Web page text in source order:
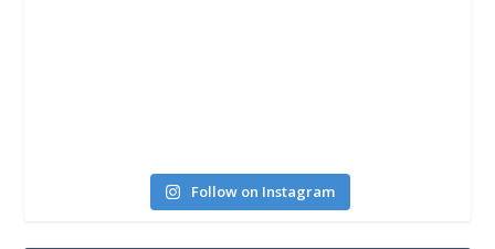
Follow on Instagram